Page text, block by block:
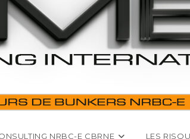
NRBC-E CBRNE LES